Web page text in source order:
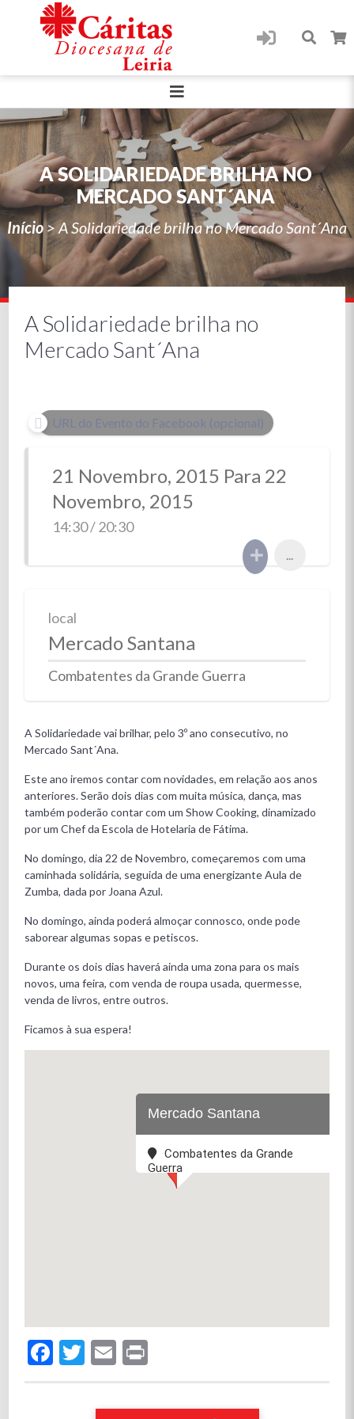
A SOLIDARIEDADE BRILHA NO
MERCADO SANT´ANA
Início>A Solidariedade brilha no Mercado Sant´Ana
A Solidariedade brilha no
Mercado Sant´Ana
URL do Evento do Facebook (opcional)
21 Novembro, 2015 Para 22
Novembro, 2015
14:30 / 20:30
...
local
Mercado Santana
Combatentes da Grande Guerra
A Solidariedade vai brilhar, pelo 3º ano consecutivo, no
Mercado Sant´Ana.
Este ano iremos contar com novidades, em relação aos anos
anteriores. Serão dois dias com muita música, dança, mas
também poderão contar com um Show Cooking, dinamizado
por um Chef da Escola de Hotelaria de Fátima.
No domingo, dia 22 de Novembro, começaremos com uma
caminhada solidária, seguida de uma energizante Aula de
Zumba, dada por Joana Azul.
No domingo, ainda poderá almoçar connosco, onde pode
saborear algumas sopas e petiscos.
Durante os dois dias haverá ainda uma zona para os mais
novos, uma feira, com venda de roupa usada, quermesse,
venda de livros, entre outros.
Ficamos à sua espera!
Mercado Santana
Combatentes da Grande
Guerra
Facebook
Twitter
Email